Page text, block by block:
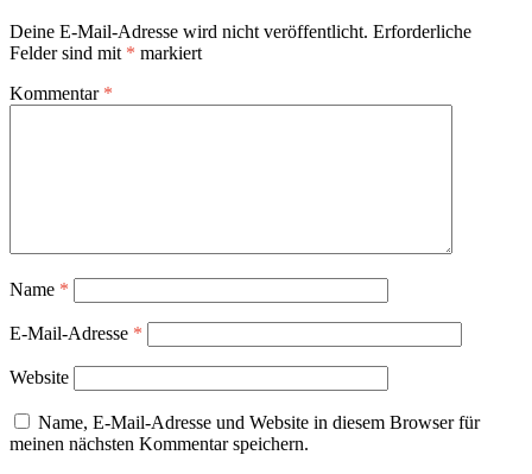
Deine E-Mail-Adresse wird nicht veröffentlicht. Erforderliche
Felder sind mit * markiert
Kommentar *
Name *
E-Mail-Adresse *
Website
Name, E-Mail-Adresse und Website in diesem Browser für
meinen nächsten Kommentar speichern.